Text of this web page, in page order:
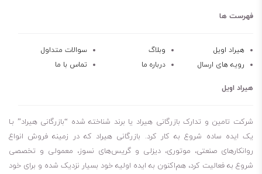
جلوگیری می‌کند.
دارای سطح ایمنی بالاتر از بقیه محصولات مشابه
ضد اکسیداسیون و ضد سایش
فهرست ها
هیراد اویل وبلاگ
سوالات متداول
رویه های ارسال
درباره ما تماس با ما
هیراد اویل
شرکت تامین و تدارک بازرگانی هیراد یا برند شناخته شده “بازرگانی هیراد” بـا
یک ایده ساده شروع به کار کرد. بازرگانی هیراد که در زمینه فروش انواع
روانکارهای صنعتی، موتوری، دیزلی و گریس‌های نسوز، معمولی و تخصصی
شروع به فعالیت کرد، هم‌اکنون به ایده اولیه خود بسیار نزدیک شده و برای خود